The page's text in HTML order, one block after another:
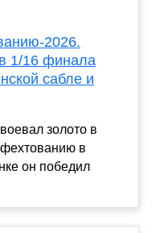
2026.
1/16 финала
сабле и
золото в
в
он победил